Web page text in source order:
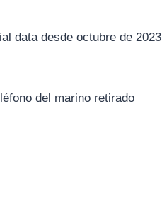
data desde octubre de 2023
del marino retirado